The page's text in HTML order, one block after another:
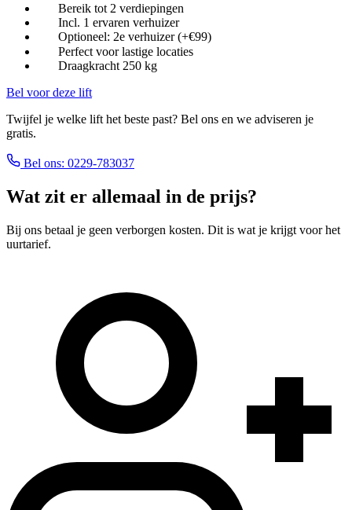
Bereik tot 2 verdiepingen
Incl. 1 ervaren verhuizer
Optioneel: 2e verhuizer (+€99)
Perfect voor lastige locaties
Draagkracht 250 kg
Bel voor deze lift
Twijfel je welke lift het beste past? Bel ons en we adviseren je
gratis.
Bel ons: 0229-783037
Wat zit er allemaal in de prijs?
Bij ons betaal je geen verborgen kosten. Dit is wat je krijgt voor het
uurtarief.